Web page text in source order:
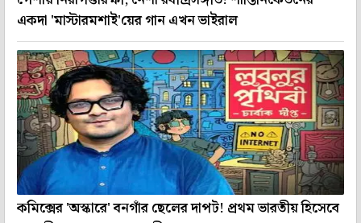
একদা 'মাস্টারমশাই'য়ের গান এখন ভাইরাল
কমিক্সের 'অস্কারে' বনগাঁর ছেলের দাপট! প্রথম ভারতীয় হিসেবে